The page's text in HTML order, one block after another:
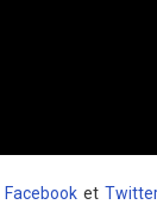
Facebook et